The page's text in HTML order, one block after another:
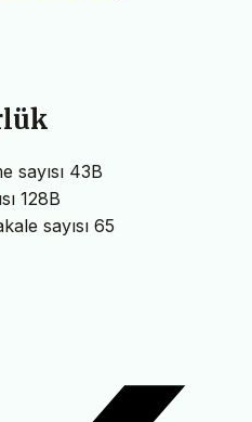
sayısı 43B
128B
sayısı 65